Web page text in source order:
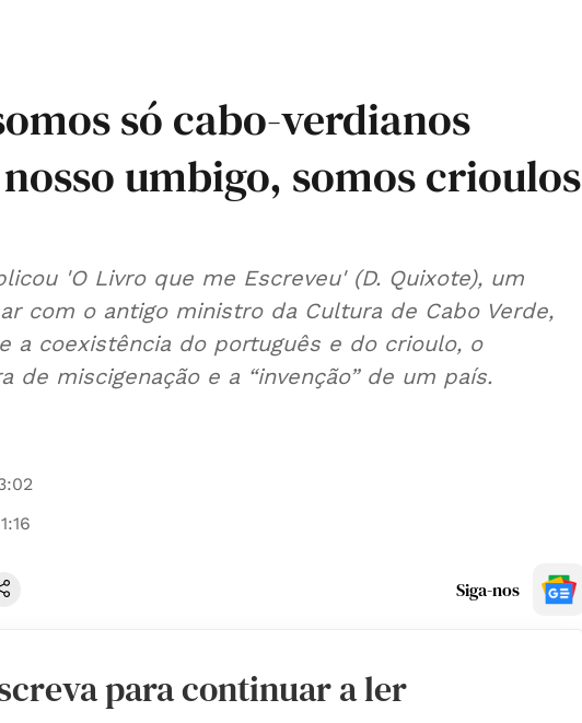
só cabo-verdianos
umbigo, somos crioulos
'O Livro que me Escreveu' (D. Quixote), um
com o antigo ministro da Cultura de Cabo Verde,
a coexistência do português e do crioulo, o
de miscigenação e a “invenção” de um país.
Siga-nos
para continuar a ler